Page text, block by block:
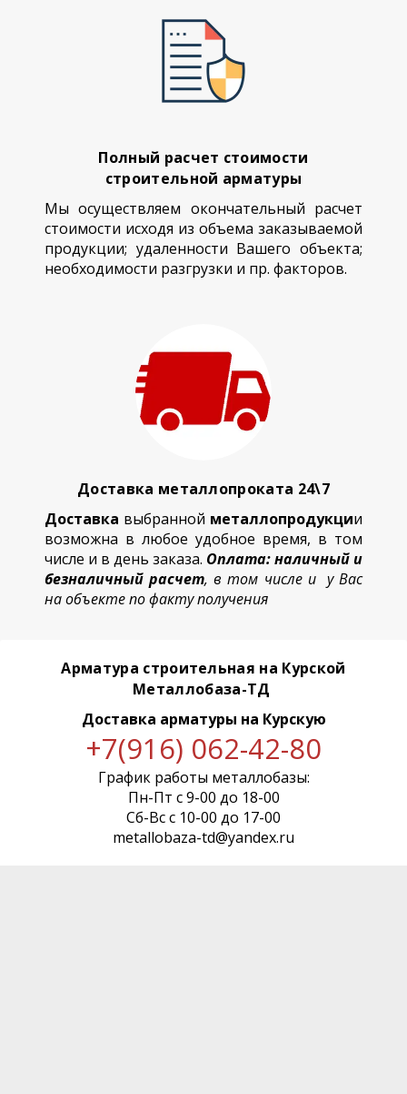
Полный расчет стоимости
строительной арматуры
Мы осуществляем окончательный расчет
стоимости исходя из объема заказываемой
продукции; удаленности Вашего объекта;
необходимости разгрузки и пр. факторов.
Доставка металлопроката 24\7
Доставка выбранной металлопродукции
возможна в любое удобное время, в том
числе и в день заказа. Оплата: наличный и
безналичный расчет, в том числе и у Вас
на объекте по факту получения
Арматура строительная на Курской
Металлобаза-ТД
Доставка арматуры на Курскую
+7(916) 062-42-80
График работы металлобазы:
Пн-Пт с 9-00 до 18-00
Сб-Вс с 10-00 до 17-00
metallobaza-td@yandex.ru